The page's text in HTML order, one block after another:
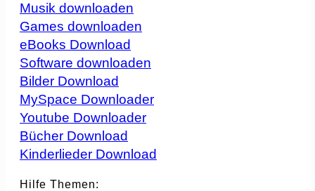
Musik downloaden
Games downloaden
eBooks Download
Software downloaden
Bilder Download
MySpace Downloader
Youtube Downloader
Bücher Download
Kinderlieder Download
Hilfe Themen: